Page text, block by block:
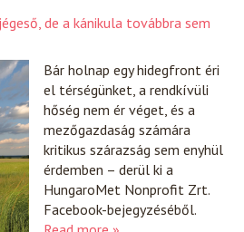
de a kánikula továbbra sem
Bár holnap egy hidegfront éri
el térségünket, a rendkívüli
hőség nem ér véget, és a
mezőgazdaság számára
kritikus szárazság sem enyhül
érdemben – derül ki a
HungaroMet Nonprofit Zrt.
Facebook-bejegyzéséből.